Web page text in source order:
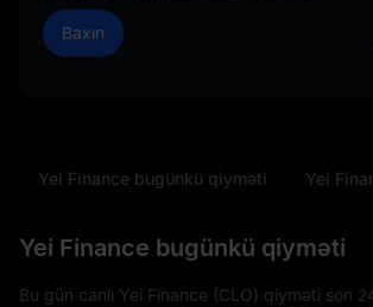
Baxın
Yei Finance bugünkü qiyməti Yei
Yei Finance bugünkü qiyməti
Bu gün canlı Yei Finance (CLO) qiyməti son